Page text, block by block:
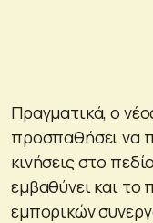
Πραγματικά, ο
προσπαθήσει να
κινήσεις στο
εμβαθύνει και το
εμπορικών